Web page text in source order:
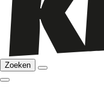
Zoeken